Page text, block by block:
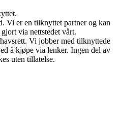
Vi er en tilknyttet partner og kan
via nettstedet vårt.
Vi jobber med tilknyttede
å kjøpe via lenker. Ingen del av
uten tillatelse.